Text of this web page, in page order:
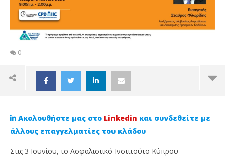
0
Ακολουθήστε μας στο Linkedin και συνδεθείτε με
άλλους επαγγελματίες του κλάδου
Στις 3 Ιουνίου, το Ασφαλιστικό Ινστιτούτο Κύπρου